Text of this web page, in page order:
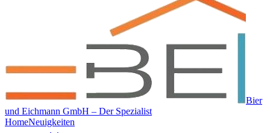
Bier
und Eichmann GmbH – Der Spezialist
HomeNeuigkeiten